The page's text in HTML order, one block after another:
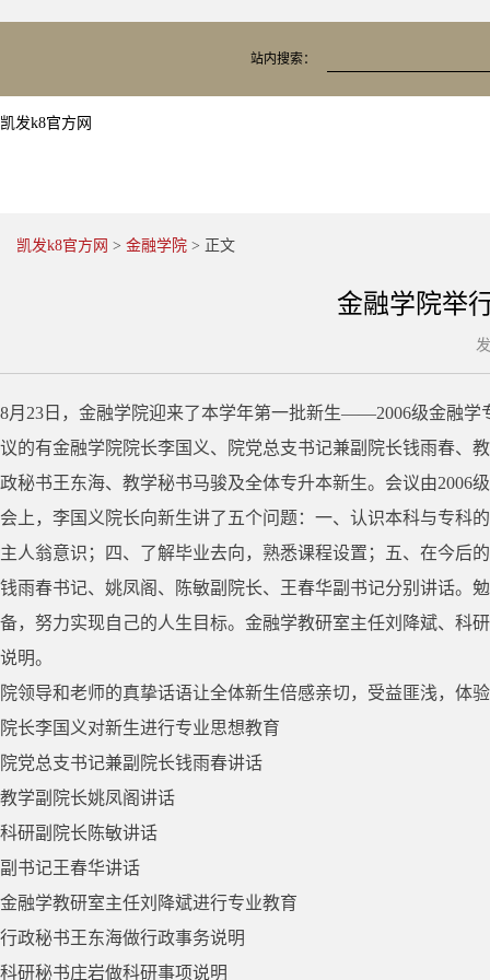
站内搜索：
凯发k8官方网
凯发k8官方网 > 金融学院 > 正文
金融学院举
8月23日，金融学院迎来了本学年第一批新生——2006级金融学
议的有金融学院院长李国义、院党总支书记兼副院长钱雨春、
政秘书王东海、教学秘书马骏及全体专升本新生。会议由2006
会上，李国义院长向新生讲了五个问题：一、认识本科与专科
主人翁意识；四、了解毕业去向，熟悉课程设置；五、在今后
钱雨春书记、姚凤阁、陈敏副院长、王春华副书记分别讲话。
备，努力实现自己的人生目标。金融学教研室主任刘降斌、科
说明。
院领导和老师的真挚话语让全体新生倍感亲切，受益匪浅，体
院长李国义对新生进行专业思想教育
院党总支书记兼副院长钱雨春讲话
教学副院长姚凤阁讲话
科研副院长陈敏讲话
副书记王春华讲话
金融学教研室主任刘降斌进行专业教育
行政秘书王东海做行政事务说明
科研秘书庄岩做科研事项说明